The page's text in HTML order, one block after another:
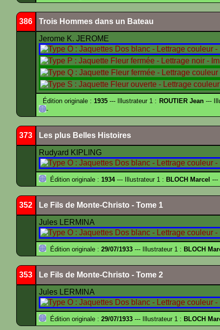
386 Trois Hommes dans un Bateau
Jerome K. JEROME
Édition originale :1935 --- Illustrateur 1 : ROUTIER Jean---
-
373 Les plus Belles Histoires
Rudyard KIPLING
Édition originale : 1934--- Illustrateur 1 : BLOCH Marcel ---
352 Le Fils de Monte-Christo - Tome 1
Jules LERMINA
Édition originale : 29/07/1933 --- Illustrateur 1 : BLOCH
353 Le Fils de Monte-Christo - Tome 2
Jules LERMINA
Édition originale : 29/07/1933 --- Illustrateur 1 : BLOCH